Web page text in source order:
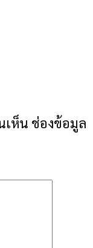
เห็น ช่องข้อมูล